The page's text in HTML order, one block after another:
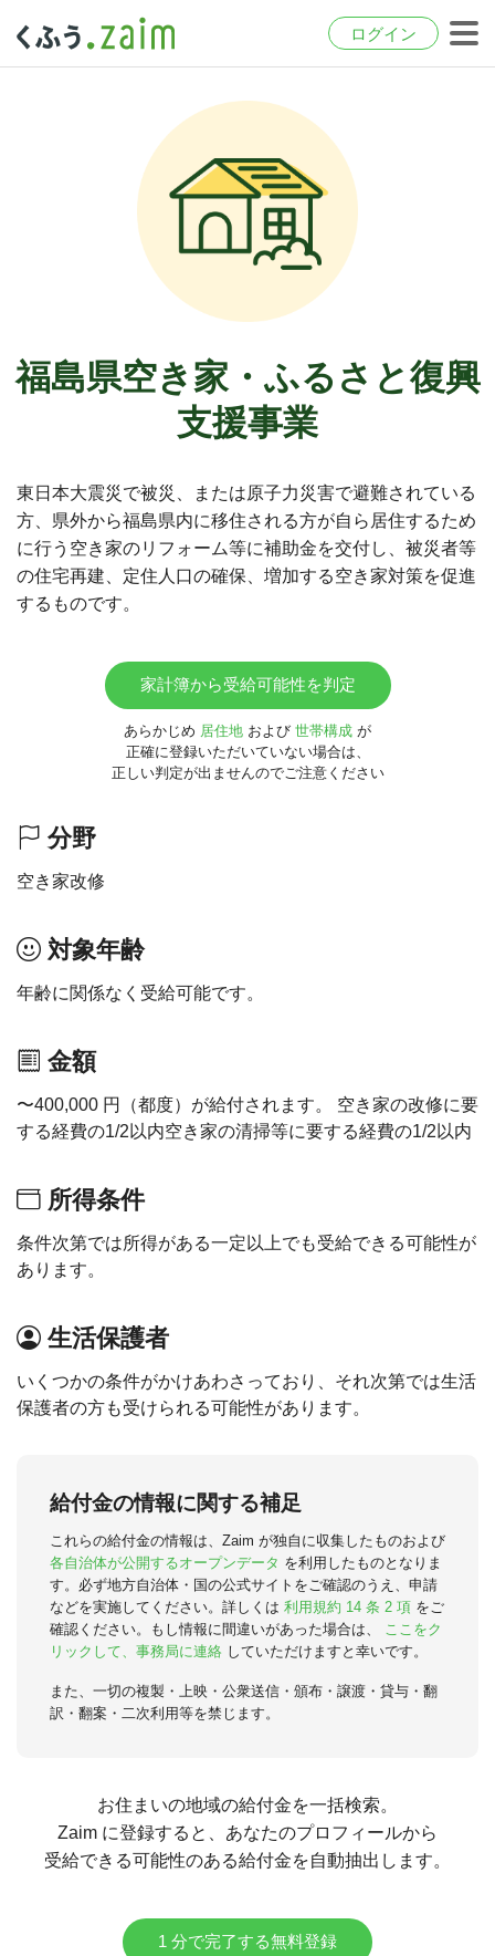
ログイン
福島県空き家・ふるさと復興
支援事業
東日本大震災で被災、または原子力災害で避難されている
方、県外から福島県内に移住される方が自ら居住するため
に行う空き家のリフォーム等に補助金を交付し、被災者等
の住宅再建、定住人口の確保、増加する空き家対策を促進
するものです。
家計簿から受給可能性を判定
あらかじめ 居住地 および 世帯構成 が
正確に登録いただいていない場合は、
正しい判定が出ませんのでご注意ください
分野
空き家改修
対象年齢
年齢に関係なく受給可能です。
金額
〜400,000 円（都度）が給付されます。 空き家の改修に要
する経費の1/2以内空き家の清掃等に要する経費の1/2以内
所得条件
条件次第では所得がある一定以上でも受給できる可能性が
あります。
生活保護者
いくつかの条件がかけあわさっており、それ次第では生活
保護者の方も受けられる可能性があります。
給付金の情報に関する補足
これらの給付金の情報は、Zaim が独自に収集したものおよび
各自治体が公開するオープンデータ を利用したものとなりま
す。必ず地方自治体・国の公式サイトをご確認のうえ、申請
などを実施してください。詳しくは 利用規約 14 条 2 項 をご
確認ください。もし情報に間違いがあった場合は、
ここをク
リックして、事務局に連絡 していただけますと幸いです。
また、一切の複製・上映・公衆送信・頒布・譲渡・貸与・翻
訳・翻案・二次利用等を禁じます。
お住まいの地域の給付金を一括検索。
Zaim に登録すると、あなたのプロフィールから
受給できる可能性のある給付金を自動抽出します。
1 分で完了する無料登録